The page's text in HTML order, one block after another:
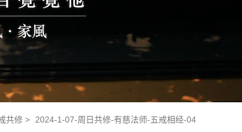
共修 > 2024-1-07-周日共修-有慈法师-五戒相经-04